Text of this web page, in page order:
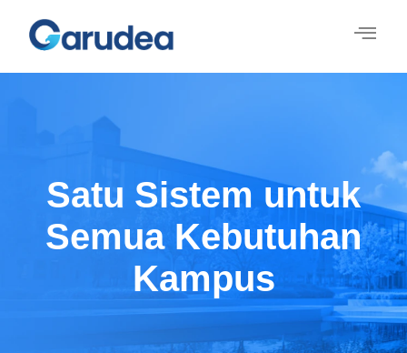
Satu Sistem untuk
Semua Kebutuhan
Kampus